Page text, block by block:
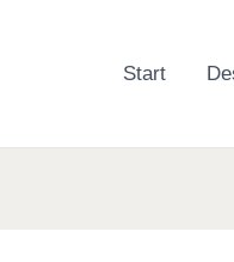
Start